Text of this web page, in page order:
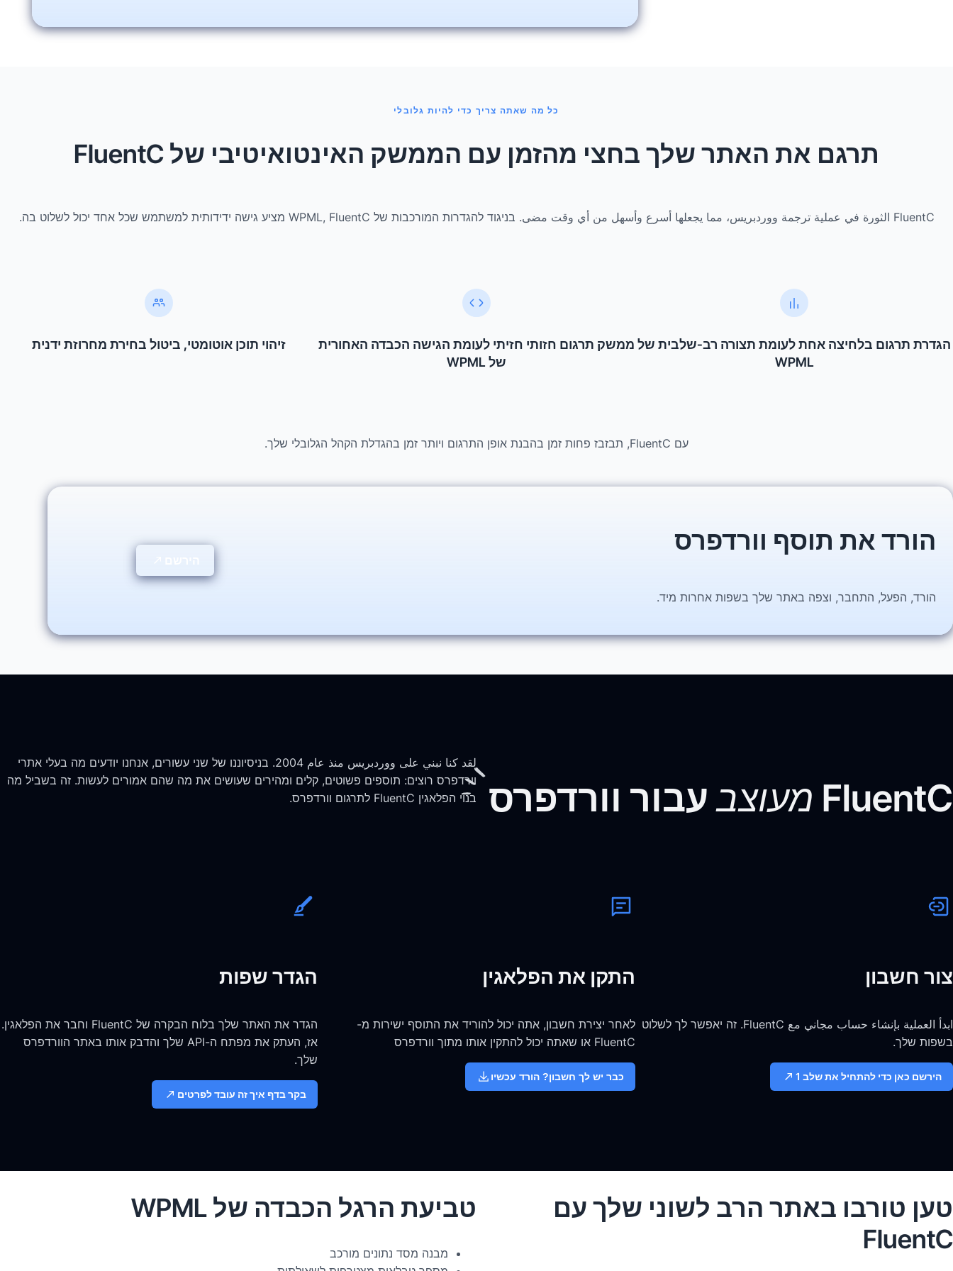
כל מה שאתה צריך כדי להיות גלובלי
תרגם את האתר שלך בחצי מהזמן עם הממשק האינטואיטיבי של FluentC
FluentC الثورة في عملية ترجمة ووردبريس، مما يجعلها أسرع وأسهل من أي وقت مضى. בניגוד להגדרות המורכבות של WPML, FluentC מציע גישה ידידותית למשתמש שכל אחד יכול לשלוט בה.
הגדרת תרגום בלחיצה אחת לעומת תצורה רב-שלבית של
WPML
ממשק תרגום חזותי חזיתי לעומת הגישה הכבדה האחורית
של WPML
זיהוי תוכן אוטומטי, ביטול בחירת מחרוזת ידנית
עם FluentC, תבזבז פחות זמן בהבנת אופן התרגום ויותר זמן בהגדלת הקהל הגלובלי שלך.
הורד את תוסף וורדפרס
הורד, הפעל, התחבר, וצפה באתר שלך בשפות אחרות מיד.
FluentC מעוצבעבור וורדפרס
لقد كنا نبني على ووردبريس منذ عام 2004. בניסיוננו של שני עשורים, אנחנו יודעים מה בעלי אתרי
וורדפרס רוצים: תוספים פשוטים, קלים ומהירים שעושים את מה שהם אמורים לעשות. זה בשביל מה
בנוי הפלאגין FluentC לתרגום וורדפרס.
צור חשבון
ابدأ العملية بإنشاء حساب مجاني مع FluentC. זה יאפשר לך לשלוט
בשפות שלך.
הירשם כאן כדי להתחיל את שלב 1
התקן את הפלאגין
לאחר יצירת חשבון, אתה יכול להוריד את התוסף ישירות מ-
FluentC או שאתה יכול להתקין אותו מתוך וורדפרס
כבר יש לך חשבון? הורד עכשיו
הגדר שפות
הגדר את האתר שלך בלוח הבקרה של FluentC וחבר את הפלאגין.
אז, העתק את מפתח ה-API שלך והדבק אותו באתר הוורדפרס
שלך.
בקר בדף איך זה עובד לפרטים
טען טורבו באתר הרב לשוני שלך עם
FluentC
טביעת הרגל הכבדה של WPML
מבנה מסד נתונים מורכב